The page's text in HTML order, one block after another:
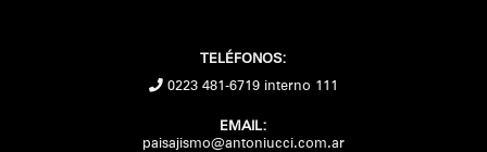
TELÉFONOS:
0223 481-6719 interno 111
EMAIL:
paisajismo@antoniucci.com.ar